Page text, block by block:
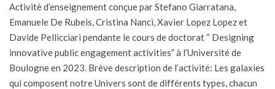
20
Activitè d’enseignement conçue par Stefano Giarratana,
Emanuele De Rubeis, Cristina Nanci, Xavier Lopez Lopez et
Davide Pellicciari pendante le cours de doctorat “ Designing
innovative public engagement activities” à l’Université de
Boulogne en 2023. Brève description de l’activité: Les galaxies
qui composent notre Univers sont de différents types, chacun